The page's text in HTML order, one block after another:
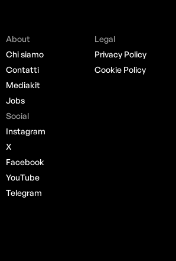
About
Chi siamo
Contatti
Mediakit
Jobs
Social
Instagram
X
Facebook
YouTube
Telegram
Legal
Privacy Policy
Cookie Policy